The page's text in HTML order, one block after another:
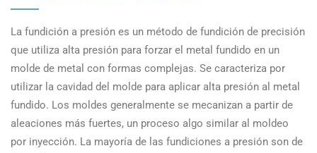
La fundición a presión es un método de fundición de precisión
que utiliza alta presión para forzar el metal fundido en un
molde de metal con formas complejas. Se caracteriza por
utilizar la cavidad del molde para aplicar alta presión al metal
fundido. Los moldes generalmente se mecanizan a partir de
aleaciones más fuertes, un proceso algo similar al moldeo
por inyección. La mayoría de las fundiciones a presión son de